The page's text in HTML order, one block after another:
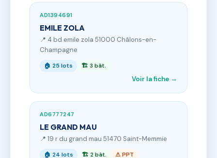
AD1394691
EMILE ZOLA
📍 4 bd emile zola 51000 Châlons-en-
Champagne
🏠 25 lots 🏗 3 bât.
Voir la fiche →
AD6777247
LE GRAND MAU
📍 19 r du grand mau 51470 Saint-Memmie
🏠 24 lots 🏗 2 bât. ⚠ PPT